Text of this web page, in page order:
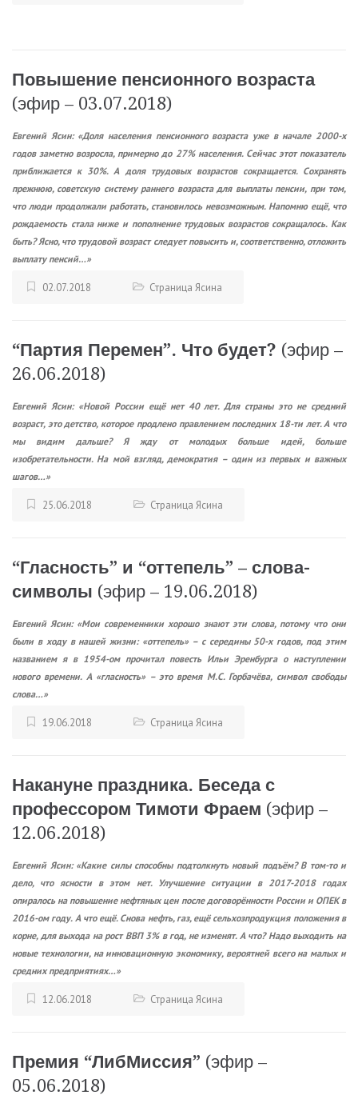
Повышение пенсионного возраста
(эфир – 03.07.2018)
Евгений Ясин: «Доля населения пенсионного возраста уже в начале 2000-х
годов заметно возросла, примерно до 27% населения. Сейчас этот показатель
приближается к 30%. А доля трудовых возрастов сокращается. Сохранять
прежнюю, советскую систему раннего возраста для выплаты пенсии, при том,
что люди продолжали работать, становилось невозможным. Напомню ещё, что
рождаемость стала ниже и пополнение трудовых возрастов сокращалось. Как
быть? Ясно, что трудовой возраст следует повысить и, соответственно, отложить
выплату пенсий…»
02.07.2018 Страница Ясина
“Партия Перемен”. Что будет? (эфир –
26.06.2018)
Евгений Ясин: «Новой России ещё нет 40 лет. Для страны это не средний
возраст, это детство, которое продлено правлением последних 18-ти лет. А что
мы видим дальше? Я жду от молодых больше идей, больше
изобретательности. На мой взгляд, демократия – один из первых и важных
шагов…»
25.06.2018 Страница Ясина
“Гласность” и “оттепель” – слова-
символы (эфир – 19.06.2018)
Евгений Ясин: «Мои современники хорошо знают эти слова, потому что они
были в ходу в нашей жизни: «оттепель» – с середины 50-х годов, под этим
названием я в 1954-ом прочитал повесть Ильи Эренбурга о наступлении
нового времени. А «гласность» – это время М.С. Горбачёва, символ свободы
слова…»
19.06.2018 Страница Ясина
Накануне праздника. Беседа с
профессором Тимоти Фраем (эфир –
12.06.2018)
Евгений Ясин: «Какие силы способны подтолкнуть новый подъём? В том-то и
дело, что ясности в этом нет. Улучшение ситуации в 2017-2018 годах
опиралось на повышение нефтяных цен после договорённости России и ОПЕК в
2016-ом году. А что ещё. Снова нефть, газ, ещё сельхозпродукция положения в
корне, для выхода на рост ВВП 3% в год, не изменят. А что? Надо выходить на
новые технологии, на инновационную экономику, вероятней всего на малых и
средних предприятиях…»
12.06.2018 Страница Ясина
Премия “ЛибМиссия” (эфир –
05.06.2018)